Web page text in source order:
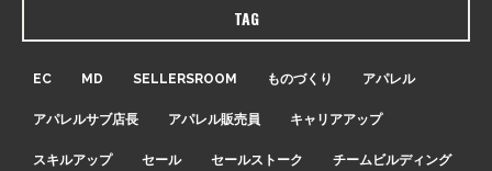
TAG
EC MD SELLERSROOM ものづくり アパレル
アパレルサブ店長 アパレル販売員 キャリアアップ
スキルアップ セール セールストーク チームビルディング